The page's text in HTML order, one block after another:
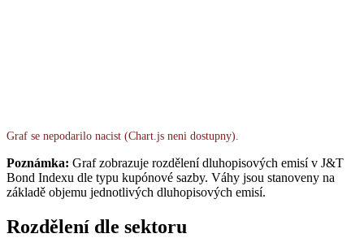
Graf se nepodarilo nacist (Chart.js neni dostupny).
Poznámka: Graf zobrazuje rozdělení dluhopisových emisí v J&T
Bond Indexu dle typu kupónové sazby. Váhy jsou stanoveny na
základě objemu jednotlivých dluhopisových emisí.
Rozdělení dle sektoru